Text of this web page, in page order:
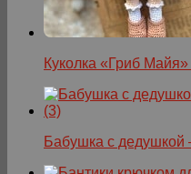
Куколка «Гриб
Бабушка с дедушкой